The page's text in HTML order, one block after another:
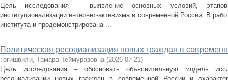
Цель исследования – выявление основных условий, этапов
институционализации интернет-активизма в современной России. В
института и продемонстрирована ...
Политическая ресоциализация новых граждан в
Гогишвили, Тамара Теймуразовна (2026-07-21)
Цель исследования – обосновать объяснительную модель